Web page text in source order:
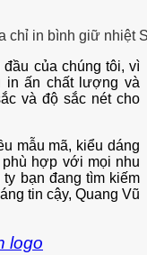
chỉ in bình giữ nhiệt
của chúng tôi, vì
in ấn chất lượng và
và độ sắc nét cho
mẫu mã, kiểu dáng
hợp với mọi nhu
bạn đang tìm kiếm
tin cậy, Quang Vũ
logo